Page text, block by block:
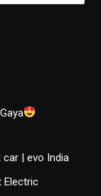
car | evo India
Electric